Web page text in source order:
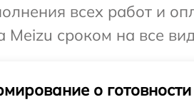
всех работ и
Meizu сроком на все
о готовности